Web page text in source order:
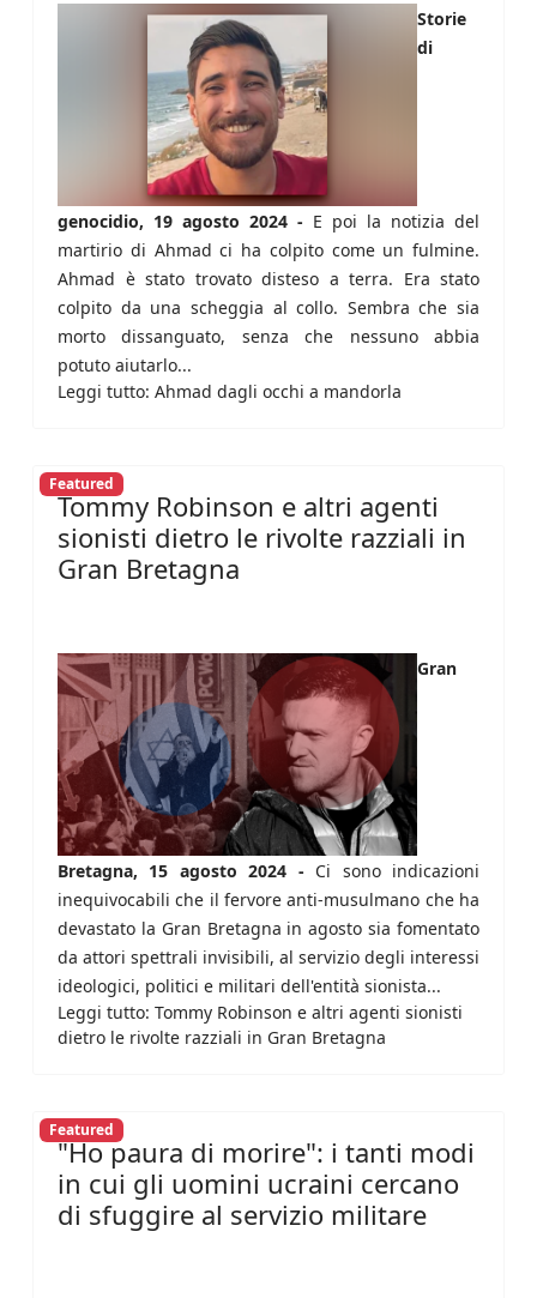
Storie
di
genocidio, 19 agosto 2024 - E poi la notizia del
martirio di Ahmad ci ha colpito come un fulmine.
Ahmad è stato trovato disteso a terra. Era stato
colpito da una scheggia al collo. Sembra che sia
morto dissanguato, senza che nessuno abbia
potuto aiutarlo...
Leggi tutto: Ahmad dagli occhi a mandorla
Featured
Tommy Robinson e altri agenti
sionisti dietro le rivolte razziali in
Gran Bretagna
Gran
Bretagna, 15 agosto 2024 - Ci sono indicazioni
inequivocabili che il fervore anti-musulmano che ha
devastato la Gran Bretagna in agosto sia fomentato
da attori spettrali invisibili, al servizio degli interessi
ideologici, politici e militari dell'entità sionista...
Leggi tutto: Tommy Robinson e altri agenti sionisti
dietro le rivolte razziali in Gran Bretagna
Featured
"Ho paura di morire": i tanti modi
in cui gli uomini ucraini cercano
di sfuggire al servizio militare